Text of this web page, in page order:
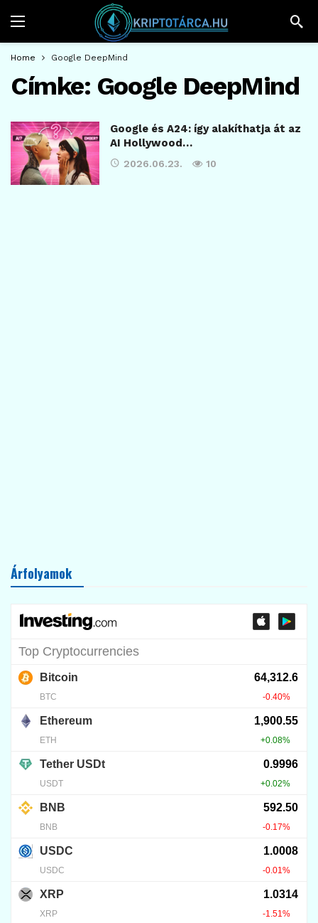
Home Google DeepMind
Címke: Google DeepMind
Google és A24: így alakíthatja át az
AI Hollywood…
2026.06.23. 10
Árfolyamok